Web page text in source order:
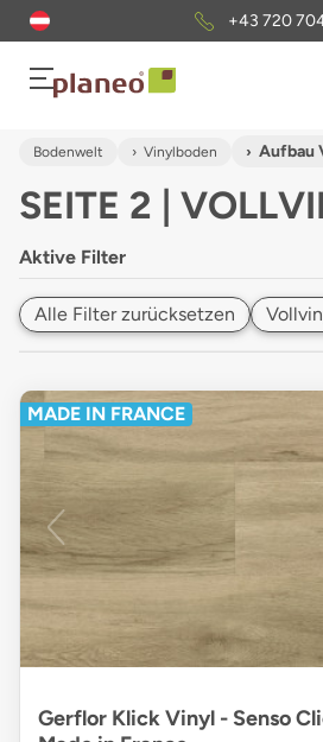
Kostenloser
Bodenwelt Vinylboden Aufbau
SEITE 2 |
Aktive Filter
Alle Filter zurücksetzen
MADE IN FRANCE
Gerflor Klick Vinyl - Senso